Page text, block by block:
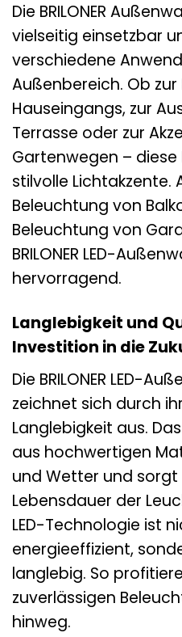
Die BRILONER
vielseitig einsetzbar
verschiedene
Außenbereich. Ob
Hauseingangs, zur
Terrasse oder zur
Gartenwegen –
stilvolle Lichtakzente.
Beleuchtung von
Beleuchtung von
BRILONER LED-
hervorragend.
Langlebigkeit und
Investition in die
Die BRILONER LED-
zeichnet sich durch
Langlebigkeit aus.
aus hochwertigen
und Wetter und sorgt
Lebensdauer der
LED-Technologie ist
energieeffizient,
langlebig. So
zuverlässigen
hinweg.